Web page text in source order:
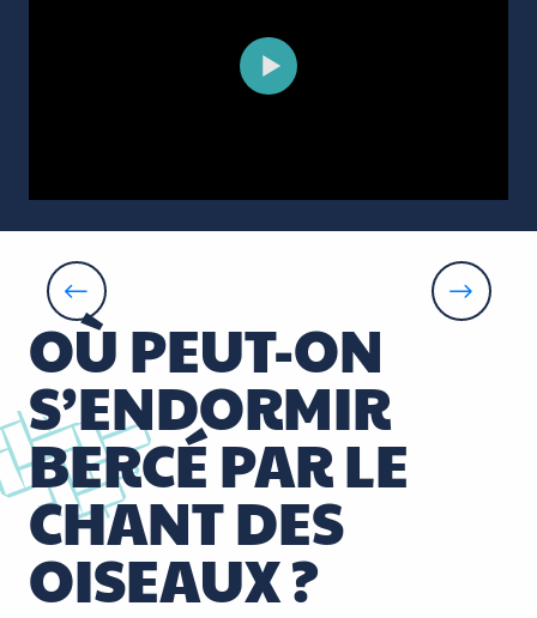
OÙ PEUT-ON
S’ENDORMIR
BERCÉ PAR LE
CHANT DES
OISEAUX ?
La Cabane du Verger
La Chapelle-aux-Naux